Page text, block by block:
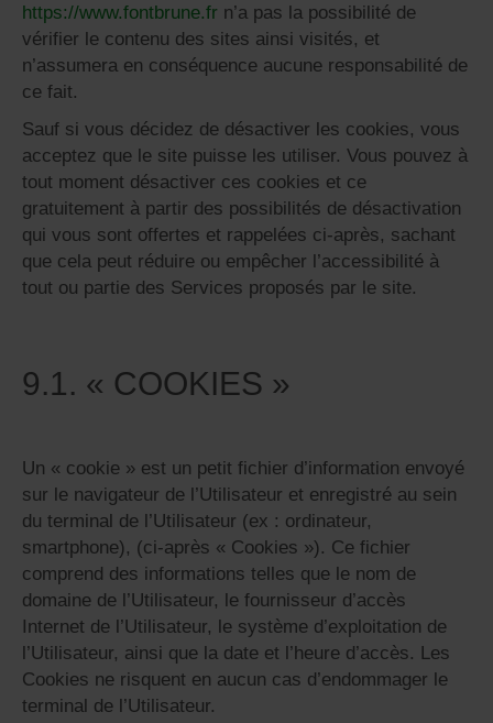
https://www.fontbrune.fr n’a pas la possibilité de
vérifier le contenu des sites ainsi visités, et
n’assumera en conséquence aucune responsabilité de
ce fait.
Sauf si vous décidez de désactiver les cookies, vous
acceptez que le site puisse les utiliser. Vous pouvez à
tout moment désactiver ces cookies et ce
gratuitement à partir des possibilités de désactivation
qui vous sont offertes et rappelées ci-après, sachant
que cela peut réduire ou empêcher l’accessibilité à
tout ou partie des Services proposés par le site.
9.1. « COOKIES »
Un « cookie » est un petit fichier d’information envoyé
sur le navigateur de l’Utilisateur et enregistré au sein
du terminal de l’Utilisateur (ex : ordinateur,
smartphone), (ci-après « Cookies »). Ce fichier
comprend des informations telles que le nom de
domaine de l’Utilisateur, le fournisseur d’accès
Internet de l’Utilisateur, le système d’exploitation de
l’Utilisateur, ainsi que la date et l’heure d’accès. Les
Cookies ne risquent en aucun cas d’endommager le
terminal de l’Utilisateur.